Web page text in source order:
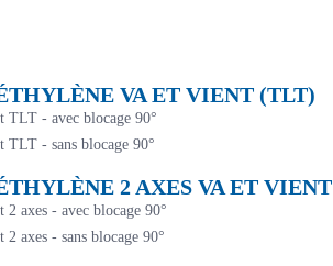
VA ET VIENT (TLT)
TLT - avec blocage 90°
TLT - sans blocage 90°
2 AXES VA ET VIENT
axes - avec blocage 90°
axes - sans blocage 90°